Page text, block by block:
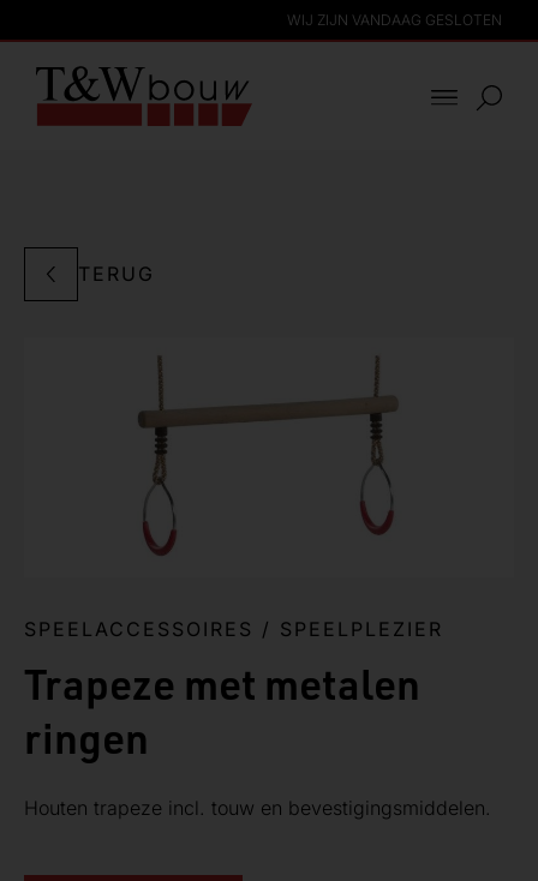
WIJ ZIJN VANDAAG GESLOTEN
TERUG
SPEELACCESSOIRES / SPEELPLEZIER
Trapeze met metalen
ringen
Houten trapeze incl. touw en bevestigingsmiddelen.